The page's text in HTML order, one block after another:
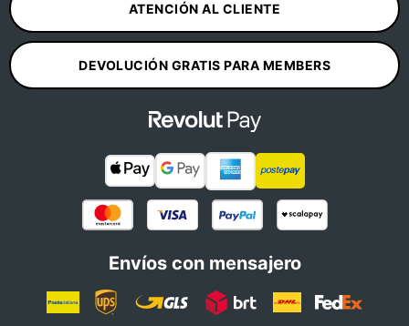
ATENCIÓN AL CLIENTE
DEVOLUCIÓN GRATIS PARA MEMBERS
Envíos con mensajero